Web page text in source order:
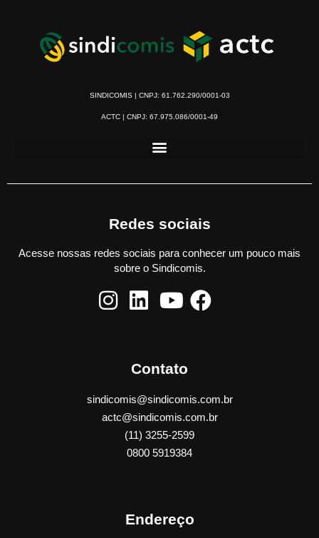
SINDICOMIS | CNPJ: 61.762.290/0001-03
ACTC | CNPJ: 67.975.086/0001-49
Redes sociais
Acesse nossas redes sociais para conhecer um pouco mais
sobre o Sindicomis.
Contato
sindicomis@sindicomis.com.br
actc@sindicomis.com.br
(11) 3255-2599
0800 5919384
Endereço